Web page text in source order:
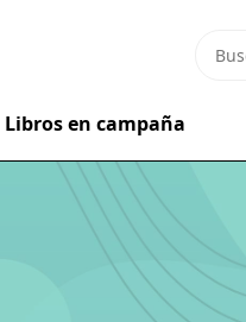
Libros en campaña